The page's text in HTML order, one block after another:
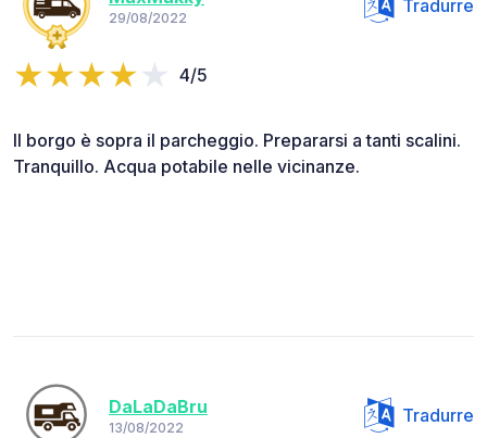
29/08/2022
Tradurre
4/5
Il borgo è sopra il parcheggio. Prepararsi a tanti scalini.
Tranquillo. Acqua potabile nelle vicinanze.
DaLaDaBru
13/08/2022
Tradurre